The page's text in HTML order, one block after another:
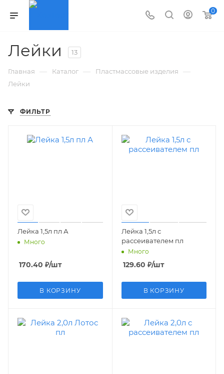
0
Лейки 13
Главная — Каталог — Пластмассовые изделия —
Лейки
ФИЛЬТР
Лейка 1,5л пл А
Много
170.40 ₽/шт
В КОРЗИНУ
Лейка 1,5л с
рассеивателем пл
Много
129.60 ₽/шт
В КОРЗИНУ